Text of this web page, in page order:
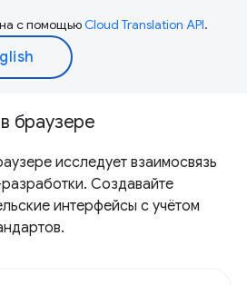
с помощьюCloud Translation API.
браузере
исследует взаимосвязь
Создавайте
интерфейсы с учётом